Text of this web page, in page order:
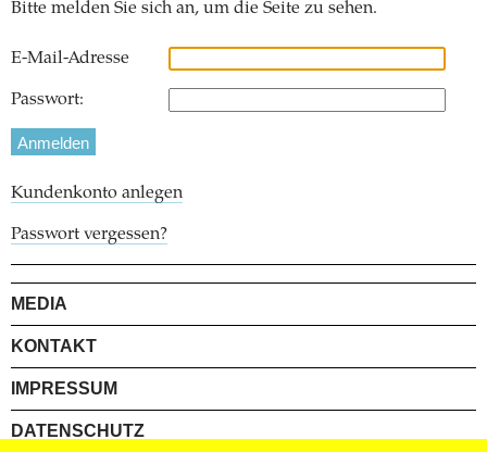
Bitte melden Sie sich an, um die Seite zu sehen.
E-Mail-Adresse
Passwort:
Kundenkonto anlegen
Passwort vergessen?
MEDIA
KONTAKT
IMPRESSUM
DATENSCHUTZ